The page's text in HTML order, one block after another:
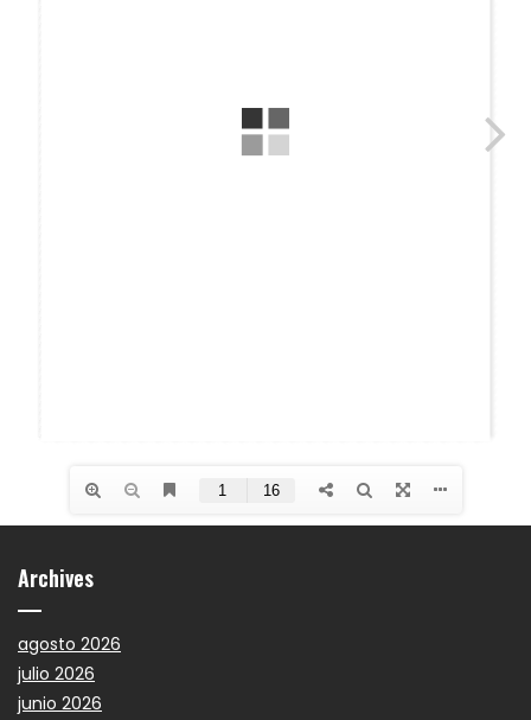
Archives
agosto 2026
julio 2026
junio 2026